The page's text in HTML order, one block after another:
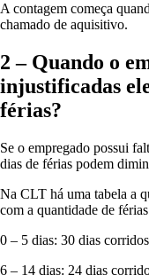
A contagem começa
chamado de aquisitivo.
2 – Quando o
injustificadas
férias?
Se o empregado possui
dias de férias podem
Na CLT há uma tabela a
com a quantidade de
0 – 5 dias: 30 dias
6 – 14 dias: 24 dias